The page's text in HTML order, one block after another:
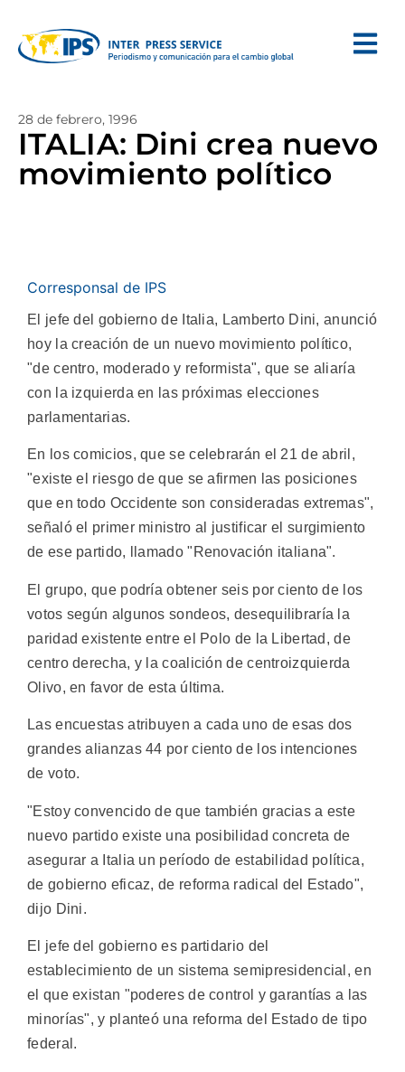
28 de febrero, 1996
ITALIA: Dini crea nuevo
movimiento político
Corresponsal de IPS
El jefe del gobierno de Italia, Lamberto Dini, anunció
hoy la creación de un nuevo movimiento político,
"de centro, moderado y reformista", que se aliaría
con la izquierda en las próximas elecciones
parlamentarias.
En los comicios, que se celebrarán el 21 de abril,
"existe el riesgo de que se afirmen las posiciones
que en todo Occidente son consideradas extremas",
señaló el primer ministro al justificar el surgimiento
de ese partido, llamado "Renovación italiana".
El grupo, que podría obtener seis por ciento de los
votos según algunos sondeos, desequilibraría la
paridad existente entre el Polo de la Libertad, de
centro derecha, y la coalición de centroizquierda
Olivo, en favor de esta última.
Las encuestas atribuyen a cada uno de esas dos
grandes alianzas 44 por ciento de los intenciones
de voto.
"Estoy convencido de que también gracias a este
nuevo partido existe una posibilidad concreta de
asegurar a Italia un período de estabilidad política,
de gobierno eficaz, de reforma radical del Estado",
dijo Dini.
El jefe del gobierno es partidario del
establecimiento de un sistema semipresidencial, en
el que existan "poderes de control y garantías a las
minorías", y planteó una reforma del Estado de tipo
federal.